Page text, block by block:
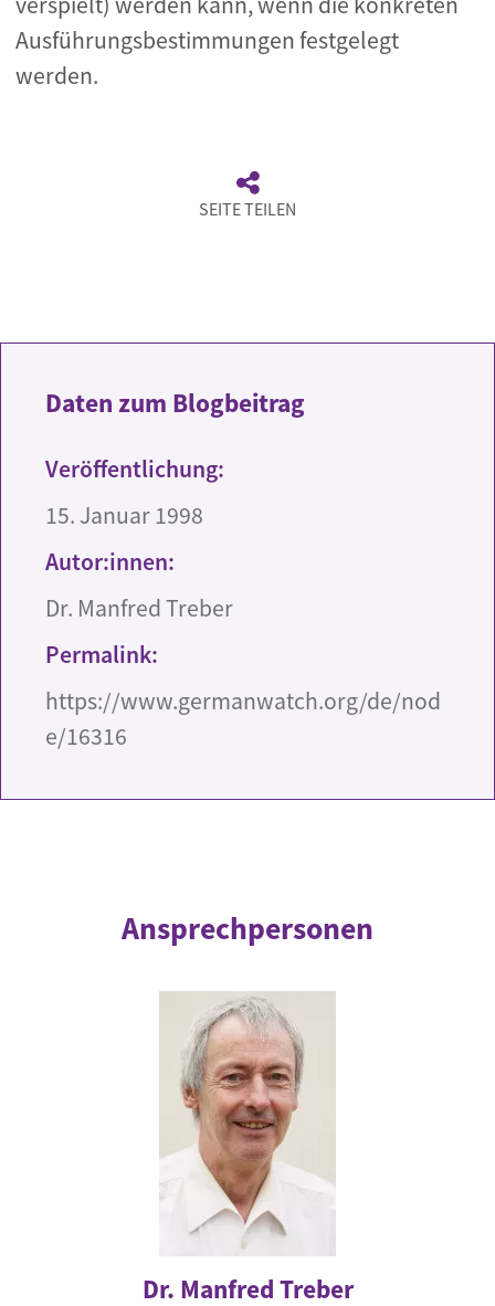
Ausführungsbestimmungen festgelegt
werden.
SEITE TEILEN
Daten zum Blogbeitrag
Veröffentlichung:
15. Januar 1998
Autor:innen:
Dr. Manfred Treber
Permalink:
https://www.germanwatch.org/de/nod
e/16316
Ansprechpersonen
Dr. Manfred Treber